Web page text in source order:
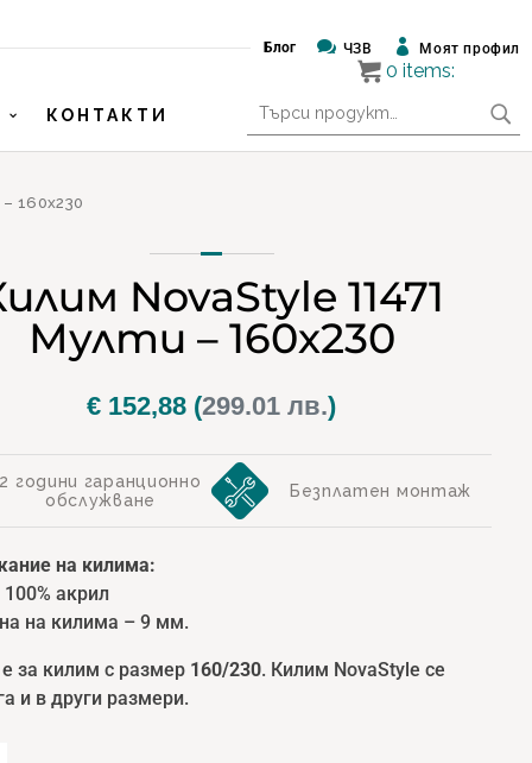
Блог  ЧЗВ  Моят профил
КОНТАКТИ
за:
160х230
NovaStyle 11471
Мулти – 160х230
€ 152,88 (299.01 лв.)
2 години гаранционно
обслужване
Безплатен монтаж
на килима:
акрил
на килима – 9 мм.
за килим с размер 160/230. Килим NovaStyle се
и в други размери.
0 items: